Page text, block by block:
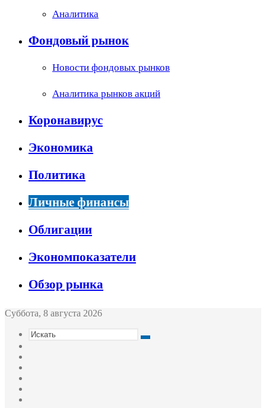
Аналитика
Фондовый рынок
Новости фондовых рынков
Аналитика рынков акций
Коронавирус
Экономика
Политика
Личные финансы
Облигации
Экономпоказатели
Обзор рынка
Суббота, 8 августа 2026
Искать